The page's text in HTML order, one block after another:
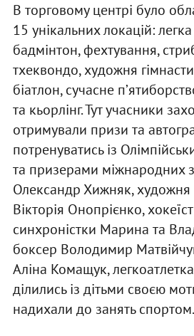
В торговому центрі було
15 унікальних локацій:
бадмінтон, фехтування,
тхеквондо, художня
біатлон, сучасне
та кьорлінг. Тут учасники
отримували призи та
потренуватись із
та призерами міжнародних
Олександр Хижняк, художня
Вікторія Онопрієнко,
синхроністки Марина та
боксер Володимир
Аліна Комащук,
ділились із дітьми своєю
надихали до занять спортом.